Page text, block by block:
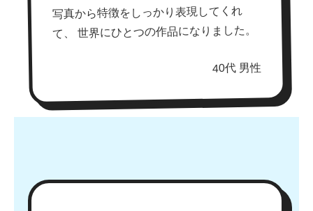
写真から特徴をしっかり表現してくれ
て、 世界にひとつの作品になりました。
40代 男性